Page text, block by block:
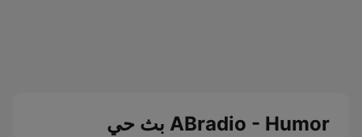
ABradio - Humor بث حي